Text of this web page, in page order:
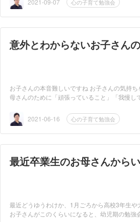
2021-09-07 心の子育て勉強会
意外とわからないお子さん
お子さんの本音難しいですね お子さんの気持
母さんのために「頑張っていること」「我慢
2021-06-16
心の子育て勉強会
最近卒業生のお母さんから
最近どうゆうわけか、1月ごろから高校3年生
お子さんがこのくらいになると、幼児期の勉